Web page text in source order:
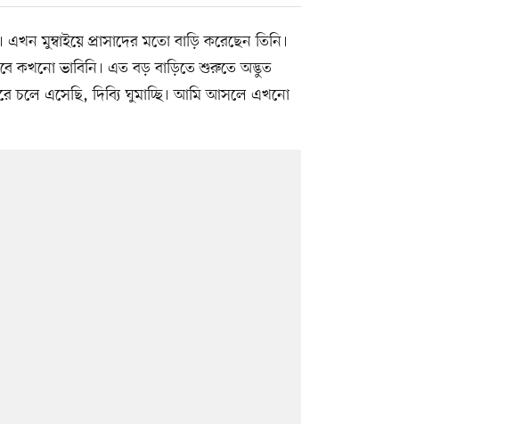
মুম্বাইয়ে প্রাসাদের মতো বাড়ি করেছেন তিনি।
কখনো ভাবিনি। এত বড় বাড়িতে শুরুতে অদ্ভুত
এসেছি, দিব্যি ঘুমাচ্ছি। আমি আসলে এখনো